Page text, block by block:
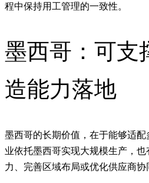
程中保持用工管理的一致性。
墨西哥：可支
造能力落地
墨西哥的长期价值，在于能够适
业依托墨西哥实现大规模生产，
力、完善区域布局或优化供应商协